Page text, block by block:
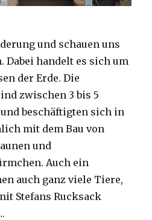
und schauen uns
Dabei handelt es sich um
der Erde. Die
zwischen 3 bis 5
beschäftigten sich in
mit dem Bau von
und
Auch ein
auch ganz viele Tiere,
Stefans Rucksack